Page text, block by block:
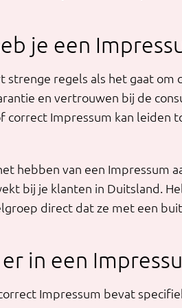
je een
strenge regels als het gaat
en vertrouwen bij de
correct Impressum kan leiden
hebben van een Impressum
bij je klanten in Duitsland.
direct dat ze met een
in een
Impressum bevat